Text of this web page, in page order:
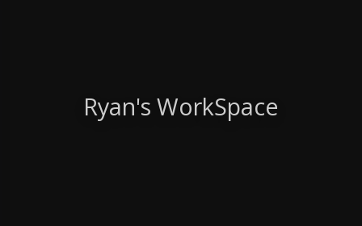
Ryan's WorkSpace